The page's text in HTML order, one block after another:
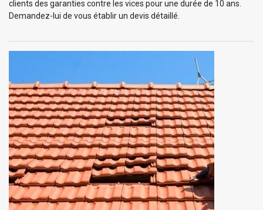
clients des garanties contre les vices pour une durée de 10 ans.
Demandez-lui de vous établir un devis détaillé.